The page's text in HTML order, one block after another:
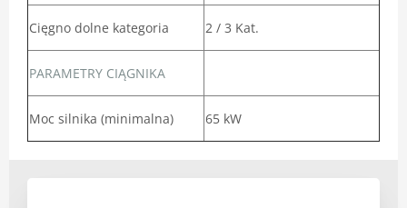
Cięgno dolne kategoria 2 / 3 Kat.
PARAMETRY CIĄGNIKA
Moc silnika (minimalna) 65 kW